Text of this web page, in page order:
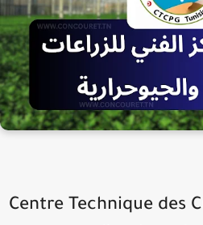
Centre Technique